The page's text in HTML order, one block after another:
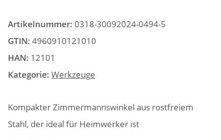
Artikelnummer: 0318-30092024-0494-5
GTIN: 4960910121010
HAN: 12101
Kategorie: Werkzeuge
Kompakter Zimmermannswinkel aus rostfreiem
Stahl, der ideal für Heimwerker ist